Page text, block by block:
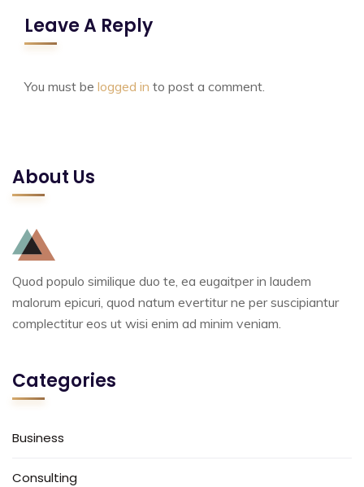
Leave A Reply
You must be logged in to post a comment.
About Us
Quod populo similique duo te, ea eugaitper in laudem
malorum epicuri, quod natum evertitur ne per suscipiantur
complectitur eos ut wisi enim ad minim veniam.
Categories
Business
Consulting